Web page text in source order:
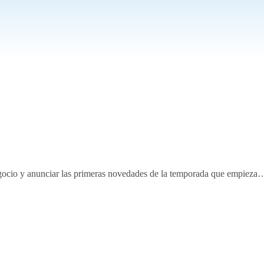
y anunciar las primeras novedades de la temporada que